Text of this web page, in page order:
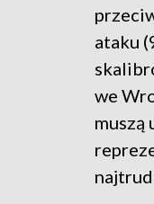
ataku
we
muszą